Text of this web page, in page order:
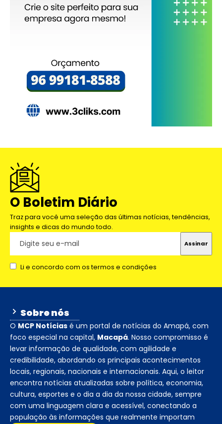
O Boletim Diário
Traz para você uma seleção das últimas notícias, tendências,
insights e dicas do mundo todo.
Li e concordo com os termos e condições
Sobre nós
O MCP Notícias é um portal de notícias do Amapá, com
foco especial na capital, Macapá. Nosso compromisso é
levar informação de qualidade, com agilidade e
credibilidade, abordando os principais acontecimentos
locais, regionais, nacionais e internacionais. Aqui, o leitor
encontra notícias atualizadas sobre política, economia,
cultura, esportes e o dia a dia da nossa cidade, sempre
com uma linguagem clara e acessível, conectando a
população às informações que realmente importam